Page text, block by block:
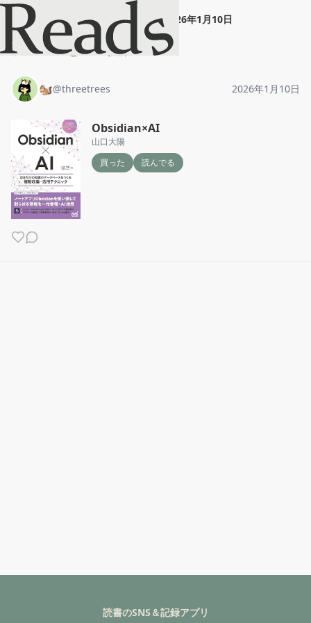
🐿️"Obsidian×AI" 2026年1月10日
ホーム 🐿️ 投稿
🐿️@threetrees 2026年1月10日
Obsidian×AI
山口大陽
買った
読んでる
読書のSNS＆記録アプリ